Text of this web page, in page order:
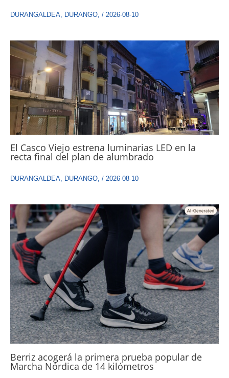
DURANGALDEA, DURANGO, / 2026-08-10
El Casco Viejo estrena luminarias LED en la
recta final del plan de alumbrado
DURANGALDEA DURANGO / 2026-08-10
Berriz acogerá la primera prueba popular de
Marcha Nórdica de 14 kilómetros